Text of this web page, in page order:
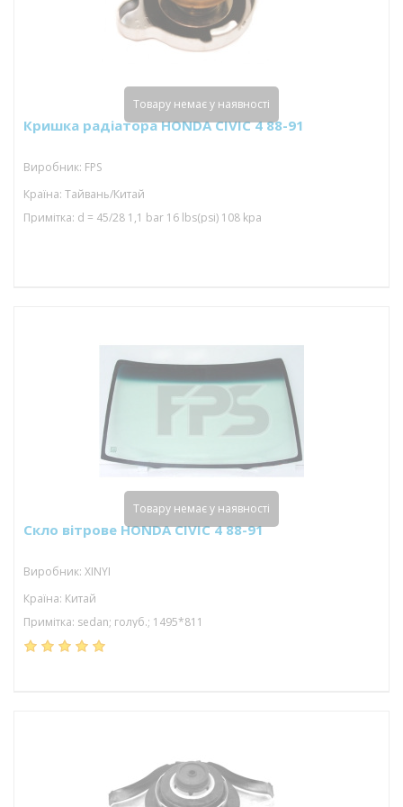
Кришка радіатора HONDA CIVIC 4 88-91
Виробник: FPS
Країна: Тайвань/Китай
Примітка: d = 45/28 1,1 bar 16 lbs(psi) 108 kpa
Товару немає у наявності
Скло вітрове HONDA CIVIC 4 88-91
Виробник: XINYI
Країна: Китай
Примітка: sedan; голуб.; 1495*811
Товару немає у наявності